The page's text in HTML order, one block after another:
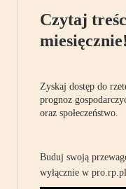
Czytaj
miesięcznie!
Zyskaj dostęp do
prognoz
oraz społeczeństwo.
Buduj swoją
wyłącznie w